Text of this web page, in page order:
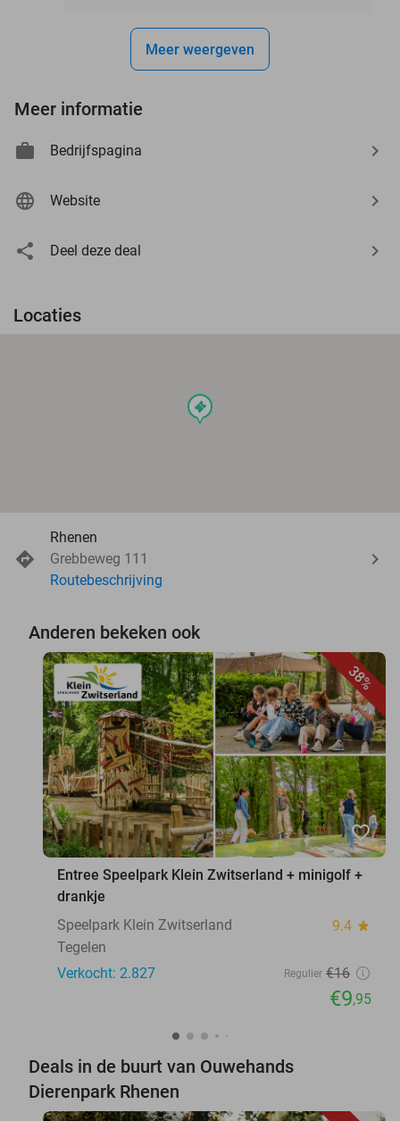
Meer weergeven
Meer informatie
Bedrijfspagina
Website
Deel deze deal
Locaties
events
Rhenen
Grebbeweg 111
Routebeschrijving
Anderen bekeken ook
38%
favorite_border
Entree Speelpark Klein Zwitserland + minigolf +
drankje
Speelpark Klein Zwitserland
9.4 star
Tegelen
Verkocht: 2.827
Regulier €16
€9,95
Deals in de buurt van Ouwehands
Dierenpark Rhenen